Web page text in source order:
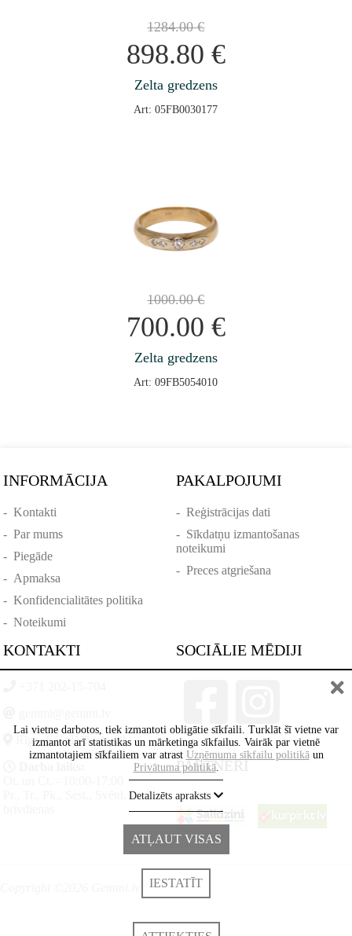
1284.00€
898.80 €
Zelta gredzens
Art: 05FB0030177
1000.00€
700.00 €
Zelta gredzens
Art: 09FB5054010
INFORMĀCIJA
-Kontakti
-Par mums
-Piegāde
- Apmaksa
-Konfidencialitātes politika
-Noteikumi
PAKALPOJUMI
- Reģistrācijas dati
- Sīkdatņu izmantošanas
noteikumi
- Preces atgriešana
KONTAKTI
Rīga, Lāčplēšā iela 88
Pr., Tr., Pk., Sest., Svētd. -
SOCIĀLIE MĒDIJI
PARTNERI
Lai vietne darbotos, tiek izmantoti obligātie sīkfaili. Turklāt šī vietne var
izmantot arī statistikas un mārketinga sīkfailus. Vairāk par vietnē
izmantotajiem sīkfailiem var atrast Uzņēmuma sīkfailu politikāun
Privātuma politikā.
Detalizēts apraksts
ATĻAUT VISAS
IESTATĪT